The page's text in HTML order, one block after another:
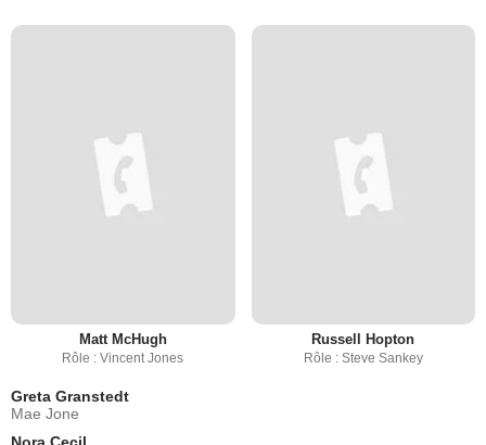
Matt McHugh
Rôle : Vincent Jones
Russell Hopton
Rôle : Steve Sankey
Greta Granstedt
Mae Jone
Nora Cecil